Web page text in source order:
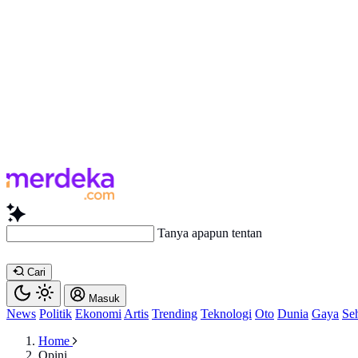
Tanya apapun tentang artikel i
Cari
Masuk
News Politik Ekonomi Artis Trending Teknologi Oto Dunia Gaya
Home
Opini